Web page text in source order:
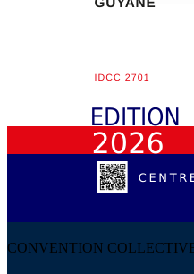
CONVENTION